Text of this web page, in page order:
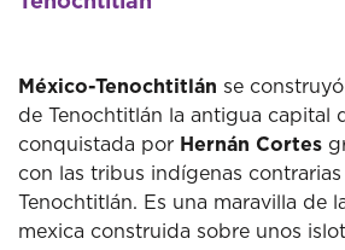
México-Tenochtitlán se
de Tenochtitlán la antigua capital
conquistada por Hernán Cortes
con las tribus indígenas
Tenochtitlán. Es una maravilla de
mexica construida sobre unos